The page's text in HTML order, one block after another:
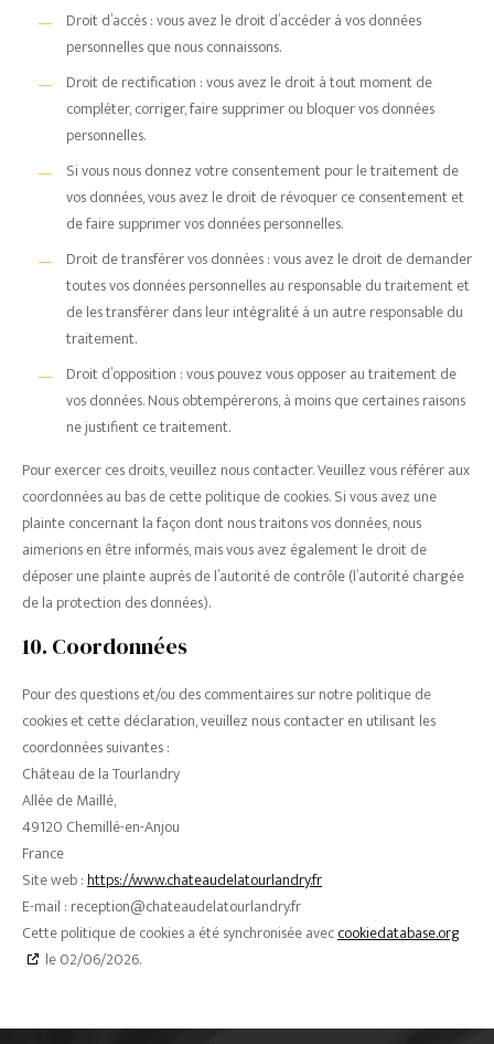
Droit d’accès : vous avez le droit d’accéder à vos données
personnelles que nous connaissons.
Droit de rectification : vous avez le droit à tout moment de
compléter, corriger, faire supprimer ou bloquer vos données
personnelles.
Si vous nous donnez votre consentement pour le traitement de
vos données, vous avez le droit de révoquer ce consentement et
de faire supprimer vos données personnelles.
Droit de transférer vos données : vous avez le droit de demander
toutes vos données personnelles au responsable du traitement et
de les transférer dans leur intégralité à un autre responsable du
traitement.
Droit d’opposition : vous pouvez vous opposer au traitement de
vos données. Nous obtempérerons, à moins que certaines raisons
ne justifient ce traitement.
Pour exercer ces droits, veuillez nous contacter. Veuillez vous référer aux
coordonnées au bas de cette politique de cookies. Si vous avez une
plainte concernant la façon dont nous traitons vos données, nous
aimerions en être informés, mais vous avez également le droit de
déposer une plainte auprès de l’autorité de contrôle (l’autorité chargée
de la protection des données).
10. Coordonnées
Pour des questions et/ou des commentaires sur notre politique de
cookies et cette déclaration, veuillez nous contacter en utilisant les
coordonnées suivantes :
Château de la Tourlandry
Allée de Maillé,
49120 Chemillé-en-Anjou
France
Site web :https://www.chateaudelatourlandry.fr
E-mail : reception@chateaudelatourlandry.fr
Cette politique de cookies a été synchronisée aveccookiedatabase.org
le 02/06/2026.